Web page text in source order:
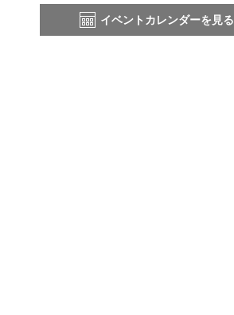
イベントカレンダーを見る